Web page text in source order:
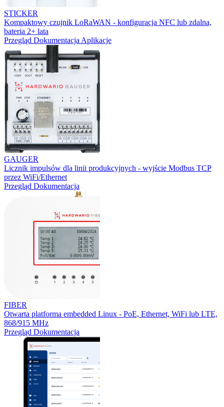
STICKER
Kompaktowy czujnik LoRaWAN - konfiguracja NFC lub zdalna,
bateria 2+ lata
Przegląd Dokumentacja Aplikacje
GAUGER
Licznik impulsów dla linii produkcyjnych - wyjście Modbus TCP
przez WiFi/Ethernet
Przegląd Dokumentacja
FIBER
Otwarta platforma embedded Linux - PoE, Ethernet, WiFi lub LTE,
868/915 MHz
Przegląd Dokumentacja